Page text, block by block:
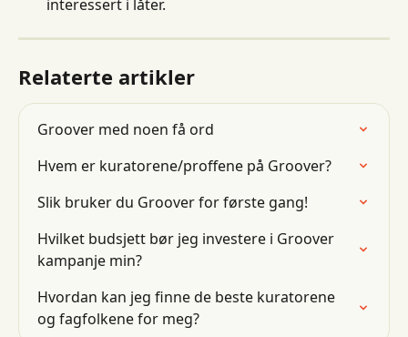
interessert i låter.
Relaterte artikler
Groover med noen få ord
Hvem er kuratorene/proffene på Groover?
Slik bruker du Groover for første gang!
Hvilket budsjett bør jeg investere i Groover
kampanje min?
Hvordan kan jeg finne de beste kuratorene
og fagfolkene for meg?